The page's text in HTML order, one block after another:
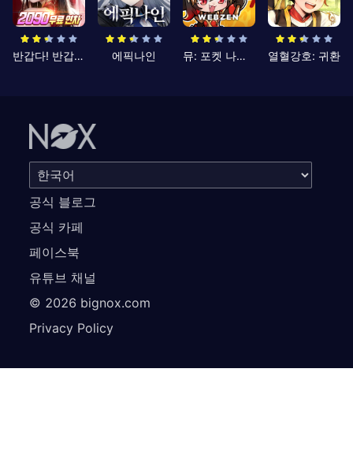
반갑다! 반갑삼국지 에픽나인 뮤: 포켓 나이츠 열혈강호: 귀환
공식 블로그
공식 카페
페이스북
유튜브 채널
© 2026 bignox.com
Privacy Policy